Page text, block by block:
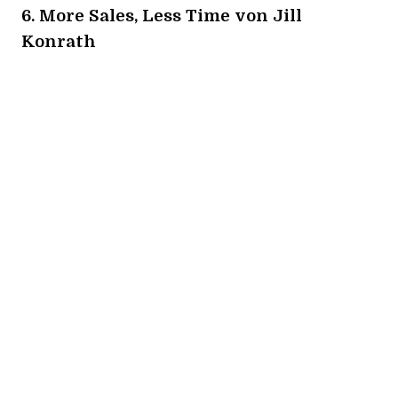
6. More Sales, Less Time von Jill
Konrath